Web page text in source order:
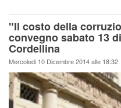
"Il costo della
convegno sabato 13
Cordellina
Mercoledi 10 Dicembre 2014 alle 18:32